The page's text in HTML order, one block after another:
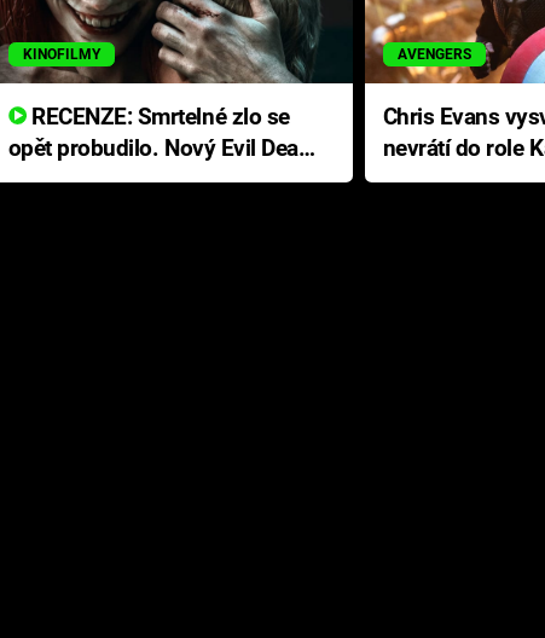
KINOFILMY
RECENZE: Smrtelné zlo se
opět probudilo. Nový Evil Dead
přichází s neodolatelnou
AVENGERS
Chris Evans
nevrátí do role
Ameriky